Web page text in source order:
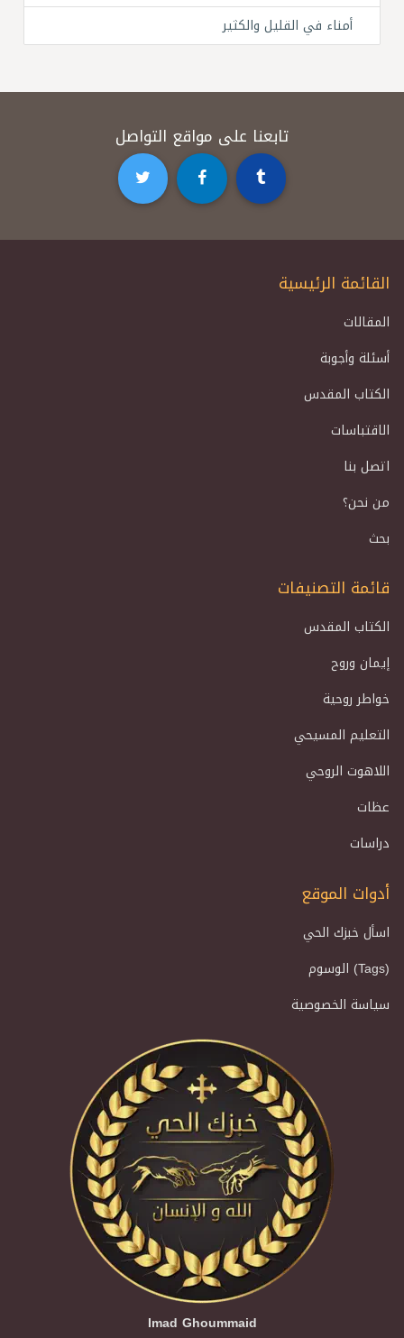
أمناء في القليل والكثير
تابعنا على مواقع التواصل
القائمة الرئيسية
المقالات
أسئلة وأجوبة
الكتاب المقدس
الاقتباسات
اتصل بنا
من نحن؟
بحث
قائمة التصنيفات
الكتاب المقدس
إيمان وروح
خواطر روحية
التعليم المسيحي
اللاهوت الروحي
عظات
دراسات
أدوات الموقع
اسأل خبزك الحي
الوسوم (Tags)
سياسة الخصوصية
Imad Ghoummaid